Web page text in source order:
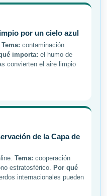
por un cielo azul
Tema: contaminación
importa: el humo de
convierten el aire limpio
de la Capa de
Tema: cooperación
estratosférico. Por qué
internacionales pueden